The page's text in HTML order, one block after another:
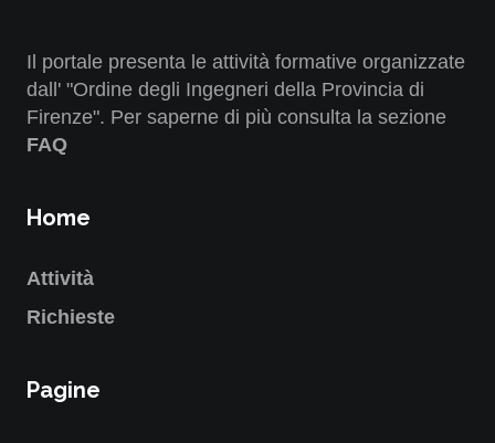
Il portale presenta le attività formative organizzate
dall' "Ordine degli Ingegneri della Provincia di
Firenze". Per saperne di più consulta la sezione
FAQ
Home
Attività
Richieste
Pagine